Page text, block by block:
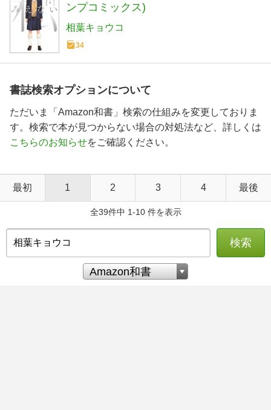
ンプコミックス)
相葉キョウコ
34
書誌検索オプションについて
ただいま「Amazon和書」検索の仕組みを変更しておりま
す。検索で本が見つからない場合の対処法など、詳しくは
こちらのお知らせをご確認ください。
最初 1 2 3 4 最後
全39件中 1-10 件を表示
検索